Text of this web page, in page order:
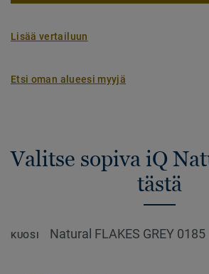
Lisää vertailuun
Etsi oman alueesi myyjä
Valitse sopiva iQ
tästä
KUOSI Natural FLAKES GREY 0185